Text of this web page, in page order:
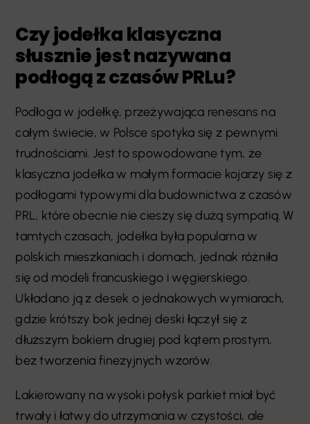
Czy jodełka klasyczna
słusznie jest nazywana
podłogą z czasów PRLu?
Podłoga w jodełkę, przeżywająca renesans na
całym świecie, w Polsce spotyka się z pewnymi
trudnościami. Jest to spowodowane tym, że
klasyczna jodełka w małym formacie kojarzy się z
podłogami typowymi dla budownictwa z czasów
PRL, które obecnie nie cieszy się dużą sympatią. W
tamtych czasach, jodełka była popularna w
polskich mieszkaniach i domach, jednak różniła
się od modeli francuskiego i węgierskiego.
Układano ją z desek o jednakowych wymiarach,
gdzie krótszy bok jednej deski łączył się z
dłuższym bokiem drugiej pod kątem prostym,
bez tworzenia finezyjnych wzorów.
Lakierowany na wysoki połysk parkiet miał być
trwały i łatwy do utrzymania w czystości, ale